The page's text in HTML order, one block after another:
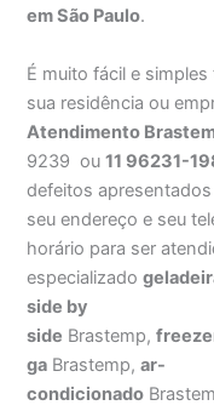
em São Paulo.
É muito fácil e
sua residência ou
Atendimento
9239 ou11 96231-
defeitos
seu endereço e seu
horário para ser
especializado
side by
side Brastemp,
ga Brastemp,ar-
condicionado